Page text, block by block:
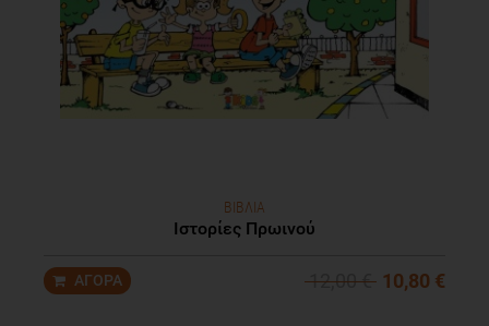
ΒΙΒΛΙΑ
Ιστορίες Πρωινού
12,00 € 10,80 €